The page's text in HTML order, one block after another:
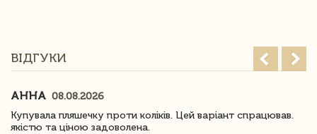
ВІДГУКИ
АННА 08.08.2026
Купувала пляшечку проти коліків. Цей варіант спрацював.
якістю та ціною задоволена.